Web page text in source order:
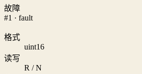
故障
#1 · fault
格式
uint16
读写
R / N